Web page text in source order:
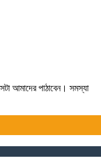
আমাদের পাঠাবেন। সমস্যা